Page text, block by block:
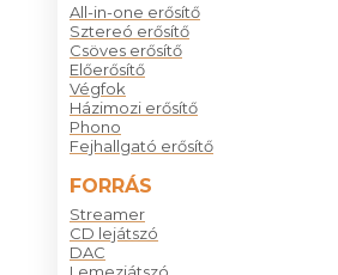
All-in-one erősítő
Sztereó erősítő
Csöves erősítő
Előerősítő
Végfok
Házimozi erősítő
Phono
Fejhallgató erősítő
FORRÁS
Streamer
CD lejátszó
DAC
Lemezjátszó